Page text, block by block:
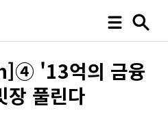
'13억의 금융
장 풀린다